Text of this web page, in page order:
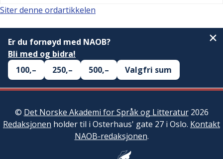
Siter denne ordartikkelen
Er du fornøyd med NAOB?
Bli med og bidra!
100,–
250,– 500,– Valgfri sum
© Det Norske Akademi for Språk og Litteratur2026
Redaksjonen holder til i Osterhaus' gate 27 i Oslo. Kontakt
NAOB-redaksjonen.